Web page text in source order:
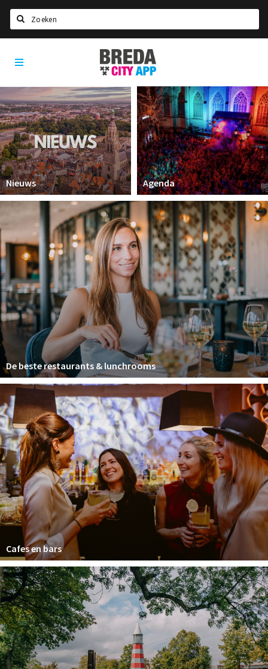
Home
Agenda
Deals
Party pics
Nieuws, interviews & blogs
Eten
Drinken
Slapen
Recreatief
Winkels
Winkelgebieden
Parkeren
Bezienswaardigheden
Musea, theaters & podia
Uitjes & activiteiten
Toeristische routes
Natuurgebieden
Baroniepoorten
Sport
Privacy
Inloggen
Breda
City
App
Nieuws Agenda
De beste restaurants & lunchrooms
Cafes en bars